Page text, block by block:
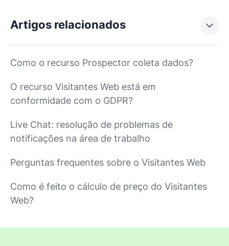
Artigos relacionados
Como o recurso Prospector coleta dados?
O recurso Visitantes Web está em
conformidade com o GDPR?
Live Chat: resolução de problemas de
notificações na área de trabalho
Perguntas frequentes sobre o Visitantes Web
Como é feito o cálculo de preço do Visitantes
Web?